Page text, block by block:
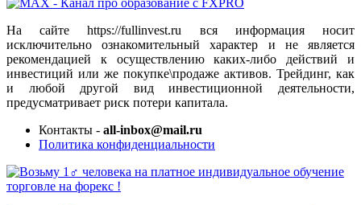
На сайте https://fullinvest.ru вся информация носит
исключительно ознакомительный характер и не является
рекомендацией к осуществлению каких-либо действий и
инвестиций или же покупке\продаже активов. Трейдинг, как
и любой другой вид инвестиционной деятельности,
предусматривает риск потери капитала.
Контакты - all-inbox@mail.ru
Политика конфиденциальности